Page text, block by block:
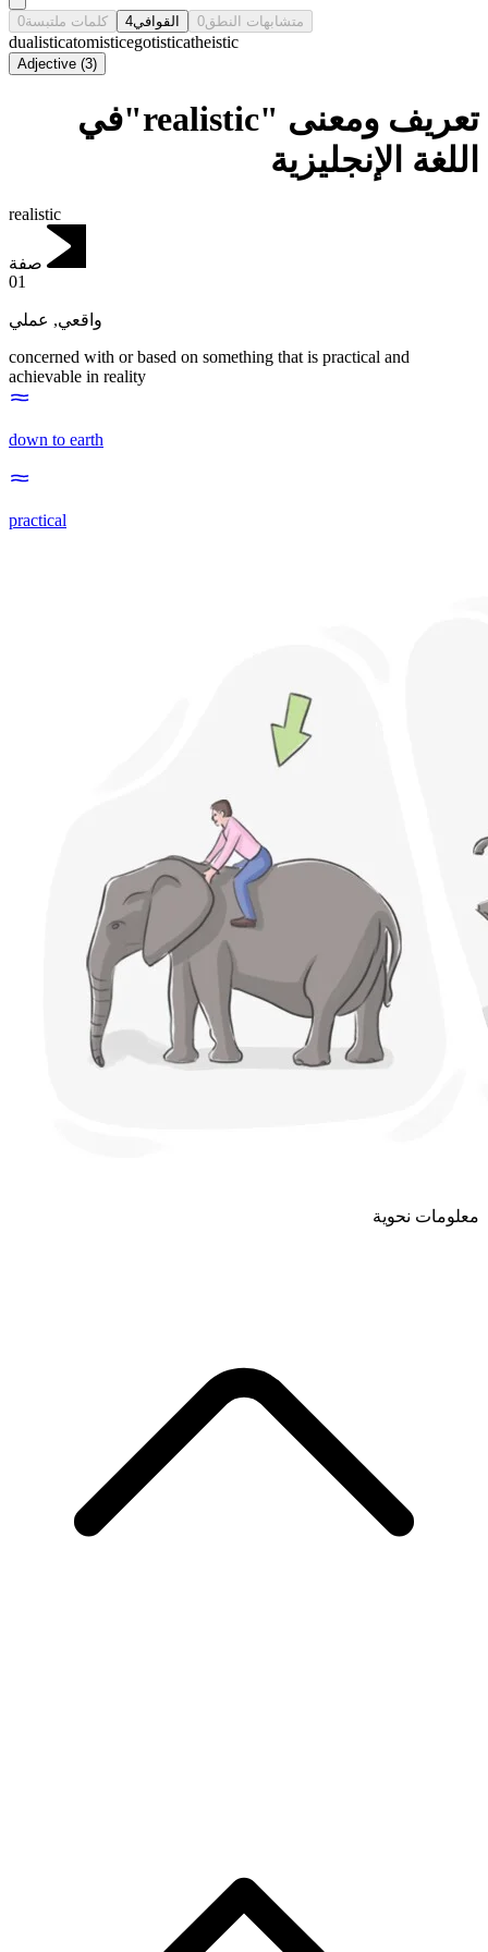
كلمات ملتبسة0 القوافي4 متشابهات النطق0
dualisticatomisticegotisticatheistic
Adjective (3)
تعريف ومعنى "realistic"في
اللغة الإنجليزية
realistic
صفة
01
واقعي, عملي
concerned with or based on something that is practical and
achievable in reality
down to earth
practical
معلومات نحوية